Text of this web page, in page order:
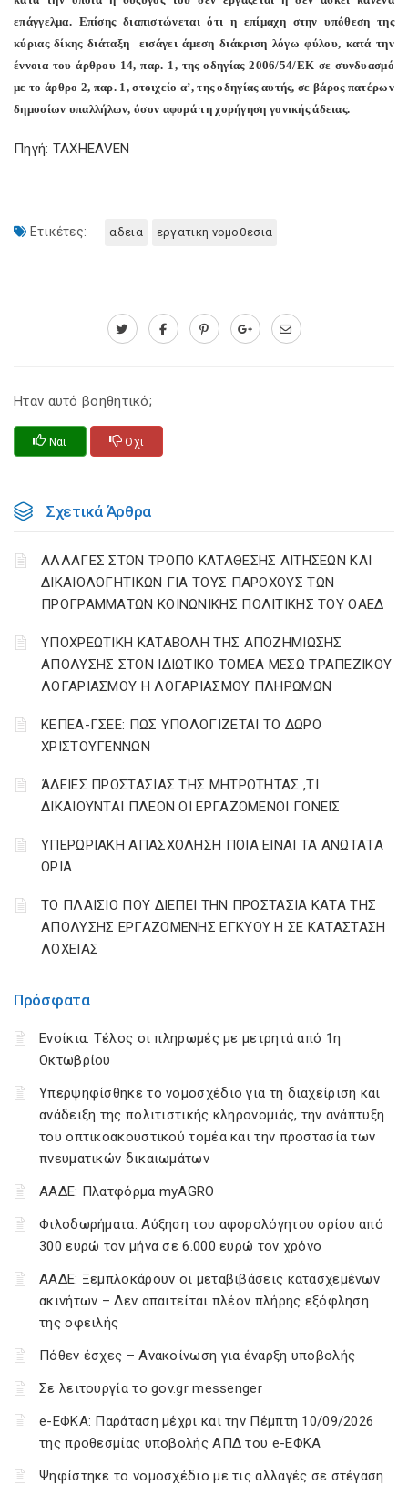
Πρόσφατα
Ενοίκια: Τέλος οι πληρωμές με μετρητά από 1η
Οκτωβρίου
Υπερψηφίσθηκε το νομοσχέδιο για τη διαχείριση και
ανάδειξη της πολιτιστικής κληρονομιάς, την ανάπτυξη
του οπτικοακουστικού τομέα και την προστασία των
πνευματικών δικαιωμάτων
ΑΑΔΕ: Πλατφόρμα myAGRO
Φιλοδωρήματα: Αύξηση του αφορολόγητου ορίου από
300 ευρώ τον μήνα σε 6.000 ευρώ τον χρόνο
ΑΑΔΕ: Ξεμπλοκάρουν οι μεταβιβάσεις κατασχεμένων
ακινήτων – Δεν απαιτείται πλέον πλήρης εξόφληση
της οφειλής
Πόθεν έσχες – Ανακοίνωση για έναρξη υποβολής
Σε λειτουργία το gov.gr messenger
e-ΕΦΚΑ: Παράταση μέχρι και την Πέμπτη 10/09/2026
της προθεσμίας υποβολής ΑΠΔ του e-ΕΦΚΑ
Ψηφίστηκε το νομοσχέδιο με τις αλλαγές σε στέγαση
επάγγελμα. Επίσης διαπιστώνεται ότι η επίμαχη στην υπόθεση της
κύριας δίκης διάταξη εισάγει άμεση διάκριση λόγω φύλου, κατά την
έννοια του άρθρου 14, παρ. 1, της οδηγίας 2006/54/ΕΚ σε συνδυασμό
με το άρθρο 2, παρ. 1, στοιχείο α’, της οδηγίας αυτής, σε βάρος πατέρων
δημοσίων υπαλλήλων, όσον αφορά τη χορήγηση γονικής άδειας.
Πηγή: TAXHEAVEN
Ετικέτες: αδεια εργατικη νομοθεσια
Ηταν αυτό βοηθητικό;
Ναι Οχι
Σχετικά Άρθρα
ΑΛΛΑΓΕΣ ΣΤΟΝ ΤΡΟΠΟ ΚΑΤΑΘΕΣΗΣ ΑΙΤΗΣΕΩΝ ΚΑΙ
ΔΙΚΑΙΟΛΟΓΗΤΙΚΩΝ ΓΙΑ ΤΟΥΣ ΠΑΡΟΧΟΥΣ ΤΩΝ
ΠΡΟΓΡΑΜΜΑΤΩΝ ΚΟΙΝΩΝΙΚΗΣ ΠΟΛΙΤΙΚΗΣ ΤΟΥ ΟΑΕΔ
YΠΟΧΡΕΩΤΙΚΗ ΚΑΤΑΒΟΛΗ ΤΗΣ ΑΠΟΖΗΜΙΩΣΗΣ
ΑΠΟΛΥΣΗΣ ΣΤΟΝ ΙΔΙΩΤΙΚΟ ΤΟΜΕΑ ΜΕΣΩ ΤΡΑΠΕΖΙΚΟΥ
ΛΟΓΑΡΙΑΣΜΟΥ Η ΛΟΓΑΡΙΑΣΜΟΥ ΠΛΗΡΩΜΩΝ
ΚΕΠΕΑ-ΓΣΕΕ: ΠΩΣ ΥΠΟΛΟΓΙΖΕΤΑΙ ΤΟ ΔΩΡΟ
ΧΡΙΣΤΟΥΓΕΝΝΩΝ
ΆΔΕΙΕΣ ΠΡΟΣΤΑΣΙΑΣ ΤΗΣ ΜΗΤΡΟΤΗΤΑΣ ,ΤΙ
ΔΙΚΑΙΟΥΝΤΑΙ ΠΛΕΟΝ ΟΙ ΕΡΓΑΖΟΜΕΝΟΙ ΓΟΝΕΙΣ
ΥΠΕΡΩΡΙΑΚΗ ΑΠΑΣΧΟΛΗΣΗ ΠΟΙΑ ΕΙΝΑΙ ΤΑ ΑΝΩΤΑΤΑ
ΟΡΙΑ
ΤΟ ΠΛΑΙΣΙΟ ΠΟΥ ΔΙΕΠΕΙ ΤΗΝ ΠΡΟΣΤΑΣΙΑ ΚΑΤΑ ΤΗΣ
ΑΠΟΛΥΣΗΣ ΕΡΓΑΖΟΜΕΝΗΣ ΕΓΚΥΟΥ Η ΣΕ ΚΑΤΑΣΤΑΣΗ
ΛΟΧΕΙΑΣ